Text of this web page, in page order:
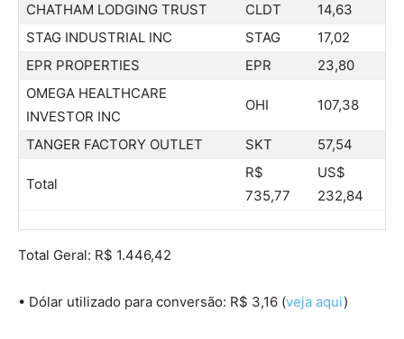
CHATHAM LODGING TRUST
CLDT
14,63
STAG INDUSTRIAL INC
STAG
17,02
EPR PROPERTIES
EPR
23,80
OMEGA HEALTHCARE
INVESTOR INC
OHI 107,38
TANGER FACTORY OUTLET SKT 57,54
Total
R$
735,77
US$
232,84
Total Geral: R$ 1.446,42
• Dólar utilizado para conversão: R$ 3,16 (veja aqui)